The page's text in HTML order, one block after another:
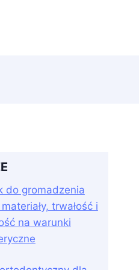
do gromadzenia
trwałość i
na warunki